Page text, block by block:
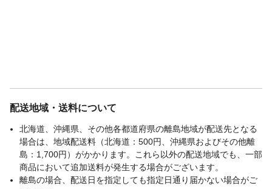
配送地域・送料について
北海道、沖縄県、その他各都道府県の離島地域が配送先となる
場合は、地域配送料（北海道：500円、沖縄県およびその他離
島：1,700円）がかかります。これら以外の配送地域でも、一部
商品において追加送料が発生する場合がございます。
離島の場合、配送日を指定しても指定日通り届かない場合がご